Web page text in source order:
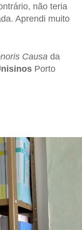
não teria
Aprendi muito
Causa da
Porto